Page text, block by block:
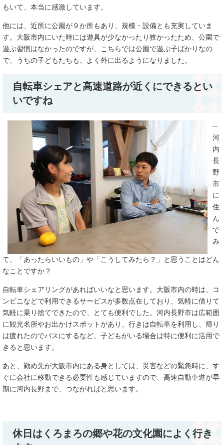
もいて、本当に感激しています。
他には、近所に公園が９か所もあり、規模・設備とも充実していま
す。大阪市内にいた時には遊具が少なかったり狭かったため、公園で
遊ぶ習慣はなかったのですが、こちらでは公園で遊ぶ子ばかりなの
で、うちの子どもたちも、よく外に出るようになりました。
自転車シェアと高速道路が近くにできるとい
いですね
─
河
内
長
野
市
に
住
ん
で
み
て、「あったらいいもの」や「こうしてみたら？」と思うことはどん
なことですか？
自転車シェアリングがあればいいなと思います。大阪市内の時は、コ
ンビニなどで利用できるサービスが多数点在しており、気軽に借りて
気軽に乗り捨てできたので、とても便利でした。河内長野市は広範囲
に観光名所やお出かけスポットがあり、行きは自転車を利用し、帰り
は疲れたのでバスにするなど、子どもがいる場合は特に便利に活用で
きると思います。
あと、勤め先が大阪市内にある身としては、災害などの緊急時に、す
ぐに会社に移動できる必要性も感じていますので、高速自動車道が早
期に河内長野まで、つながればと思います。
休日はくろまろの郷や花の文化園によく行き